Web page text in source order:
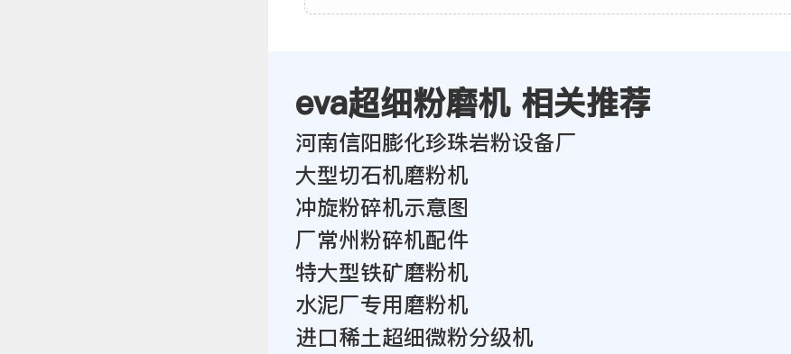
eva超细粉磨机 相关推荐
河南信阳膨化珍珠岩粉设备厂
大型切石机磨粉机
冲旋粉碎机示意图
厂常州粉碎机配件
特大型铁矿磨粉机
水泥厂专用磨粉机
进口稀土超细微粉分级机